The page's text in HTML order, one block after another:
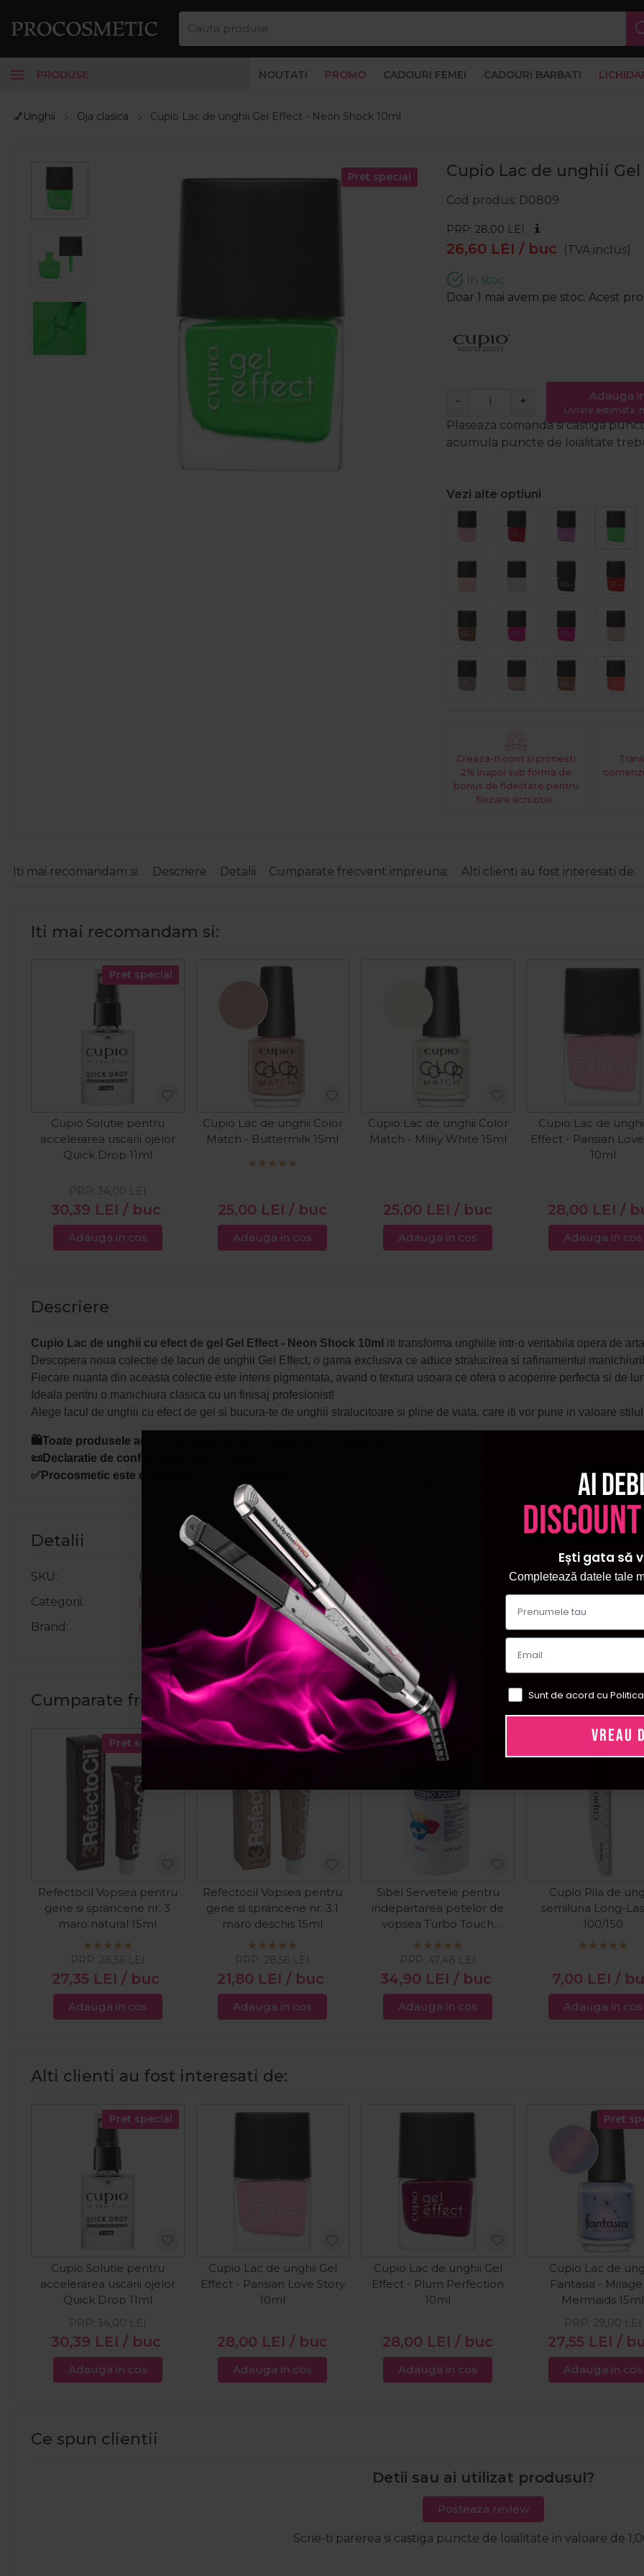
PRODUSE NOUTATI PROMO CADOURI FEMEI CADOURI BARBATI
💅Unghii Oja clasica Cupio Lac de unghii Gel Effect - Neon Shock 10ml
Pret special Cupio Lac de unghii Gel
Cod produs D0809
PRP: 28,00 LEI
26,60 LEI / buc (TVA inclus)
In stoc
Doar 1 mai avem pe stoc. Acest
− + Adauga
Livrare estimata:
Plaseaza comanda si castiga
acumula puncte de loialitate
Vezi alte optiuni
Creaza-ti cont si primesti
2% inapoi sub forma de
bonus de fidelitate pentru
fiecare achizitie.
Iti mai recomandam si: Descriere Detalii Cumparate frecvent impreuna: Alti clienti au fost interesati de:
Iti mai recomandam si:
Pret special
Cupio Solutie pentru
accelerarea uscarii ojelor
Quick Drop 11ml
30,39 LEI / buc
PRP: 34,00 LEI
Adauga in cos
Cupio Lac de unghii Color
Match - Buttermilk 15ml
25,00 LEI / buc
Adauga in cos
Cupio Lac de unghii Color
Match - Milky White 15ml
25,00 LEI / buc
Adauga in cos
Cupio Lac de
Effect - Parisian
10ml
28,00 LEI /
Adauga in cos
Descriere
Cupio Lac de unghii cu efect de gel Gel Effect - Neon Shock 10ml iti transforma unghiile intr-o veritabila opera de
Descopera noua colectie de lacuri de unghii Gel Effect, o gama exclusiva ce aduce stralucirea si rafinamentul
Fiecare nuanta din aceasta colectie este intens pigmentata, avand o textura usoara ce ofera o acoperire perfecta si de
Ideala pentru o manichiura clasica cu un finisaj profesionist!
Alege lacul de unghii cu efect de gel si bucura-te de unghii stralucitoare si pline de viata, care iti vor pune in valoare
🛍️Toate produsele achizitionate de pe site-ul nostru sunt originale.
📜Declaratie de conformitate ProCosmetic.
✅Procosmetic este distribuitor autorizat Cupio.
Detalii
SKU
D0809
Categorii
Oja clasica
Brand
Cupio
Cumparate frecvent impreuna:
Pret special
Refectocil Vopsea pentru
gene si sprancene nr. 3
maro natural 15ml
27,35 LEI / buc
PRP: 28,56 LEI
Adauga in cos
Pret special
Refectocil Vopsea pentru
gene si sprancene nr. 3.1
maro deschis 15ml
21,80 LEI / buc
PRP: 28,56 LEI
Adauga in cos
Pret special
Sibel Servetele pentru
indepartarea petelor de
vopsea Turbo Touch
100buc
34,90 LEI / buc
PRP: 47,48 LEI
Adauga in cos
Cupio Pila de
semiluna Long-
100/150
7,00 LEI /
Adauga in cos
Alti clienti au fost interesati de:
Pret special
Cupio Solutie pentru
accelerarea uscarii ojelor
Quick Drop 11ml
30,39 LEI / buc
PRP: 34,00 LEI
Adauga in cos
Cupio Lac de unghii Gel
Effect - Parisian Love Story
10ml
28,00 LEI / buc
Adauga in cos
Cupio Lac de unghii Gel
Effect - Plum Perfection
10ml
28,00 LEI / buc
Adauga in cos
Pret
Cupio Lac de
Fantasia -
Mermaids 15ml
27,55 LEI /
PRP: 29,00 LEI
Adauga in cos
Ce spun clientii
Detii sau ai utilizat produsul?
Posteaza review
Scrie-ti parerea si castiga puncte de loialitate in valoare de
Ai
Ești gata să
Completează datele tale
Sunt de acord cu
VREAU